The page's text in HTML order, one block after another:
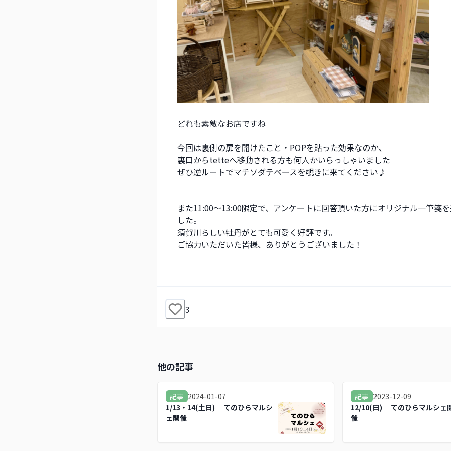
どれも素敵なお店ですね
今回は裏側の扉を開けたこと・POPを貼った効果なのか、
裏口からtetteへ移動される方も何人かいらっしゃいました
ぜひ逆ルートでマチソダテベースを覗きに来てください♪
また11:00～13:00限定で、アンケートに回答頂いた方にオリジナル一筆箋
した。
須賀川らしい牡丹がとても可愛く好評です。
ご協力いただいた皆様、ありがとうございました！
3
他の記事
記事 2024-01-07
1/13・14(土日) てのひらマルシ
ェ開催
記事 2023-12-09
12/10(日) てのひらマルシェ
催